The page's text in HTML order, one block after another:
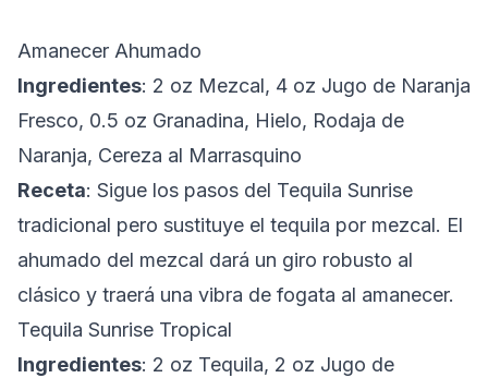
Amanecer Ahumado
Ingredientes: 2 oz Mezcal, 4 oz Jugo de Naranja
Fresco, 0.5 oz Granadina, Hielo, Rodaja de
Naranja, Cereza al Marrasquino
Receta: Sigue los pasos del Tequila Sunrise
tradicional pero sustituye el tequila por mezcal. El
ahumado del mezcal dará un giro robusto al
clásico y traerá una vibra de fogata al amanecer.
Tequila Sunrise Tropical
Ingredientes: 2 oz Tequila, 2 oz Jugo de